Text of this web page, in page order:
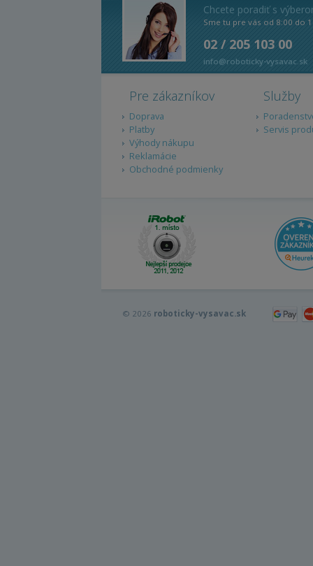
Chcete poradiť s
Sme tu pre vás od 8:00 do
02 / 205 103 00
info@roboticky-vysavac.sk
Pre zákazníkov
Doprava
Platby
Výhody nákupu
Reklamácie
Obchodné podmienky
Služby
Servis
© 2026 roboticky-vysavac.sk